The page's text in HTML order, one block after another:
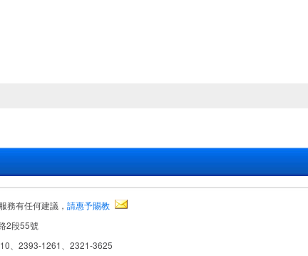
務有任何建議， 請惠予賜教
2段55號
、2393-1261、2321-3625